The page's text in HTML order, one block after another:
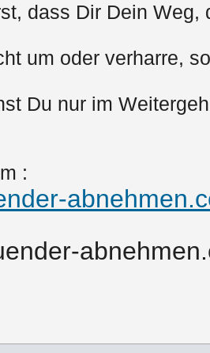
dass Dir Dein Weg,
um oder verharre,
Du nur im
: